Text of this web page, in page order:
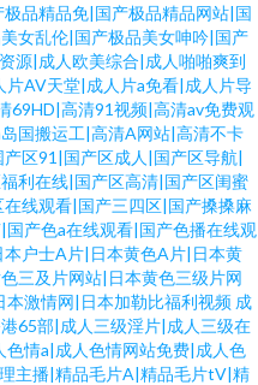
品精品免|国产极品精品网站|国
女乱伦|国产极品美女呻吟|国产
源|成人欧美综合|成人啪啪爽到
AV天堂|成人片a免看|成人片导
69HD|高清91视频|高清av免费观
国搬运工|高清A网站|高清不卡
产区91|国产区成人|国产区导航|
利在线|国产区高清|国产区闺蜜
在线观看|国产三四区|国产搡搡麻
产色a在线观看|国产色播在线观
本户士A片|日本黄色A片|日本黄
三及片网站|日本黄色三级片网
激情网|日本加勒比福利视频 成
65部|成人三级淫片|成人三级在
情a|成人色情网站免费|成人色
主播|精品毛片A|精品毛片tV|精